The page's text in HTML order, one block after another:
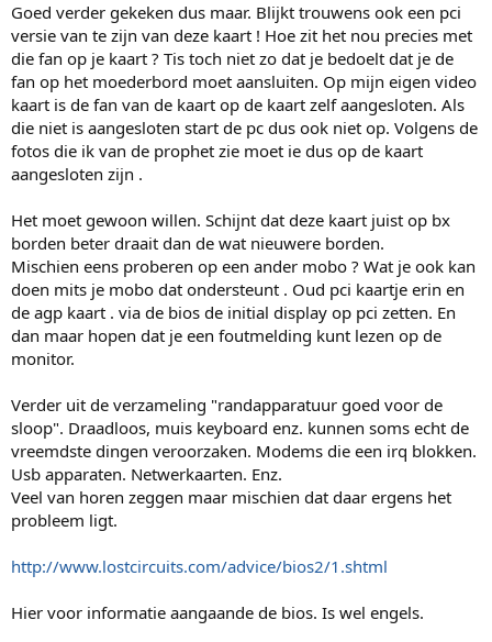
Goed verder gekeken dus maar. Blijkt trouwens ook een pci
versie van te zijn van deze kaart ! Hoe zit het nou precies met
die fan op je kaart ? Tis toch niet zo dat je bedoelt dat je de
fan op het moederbord moet aansluiten. Op mijn eigen video
kaart is de fan van de kaart op de kaart zelf aangesloten. Als
die niet is aangesloten start de pc dus ook niet op. Volgens de
fotos die ik van de prophet zie moet ie dus op de kaart
aangesloten zijn .
Het moet gewoon willen. Schijnt dat deze kaart juist op bx
borden beter draait dan de wat nieuwere borden.
Mischien eens proberen op een ander mobo ? Wat je ook kan
doen mits je mobo dat ondersteunt . Oud pci kaartje erin en
de agp kaart . via de bios de initial display op pci zetten. En
dan maar hopen dat je een foutmelding kunt lezen op de
monitor.
Verder uit de verzameling "randapparatuur goed voor de
sloop". Draadloos, muis keyboard enz. kunnen soms echt de
vreemdste dingen veroorzaken. Modems die een irq blokken.
Usb apparaten. Netwerkaarten. Enz.
Veel van horen zeggen maar mischien dat daar ergens het
probleem ligt.
http://www.lostcircuits.com/advice/bios2/1.shtml
Hier voor informatie aangaande de bios. Is wel engels.